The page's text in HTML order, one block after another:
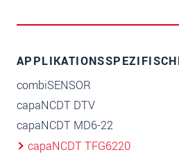
combiSENSOR
capaNCDT DTV
capaNCDT MD6-22
capaNCDT TFG6220